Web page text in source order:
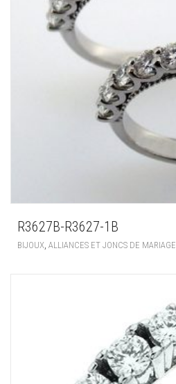
R3627B-R3627-1B
BIJOUX ALLIANCES ET JONCS DE MARIAGE